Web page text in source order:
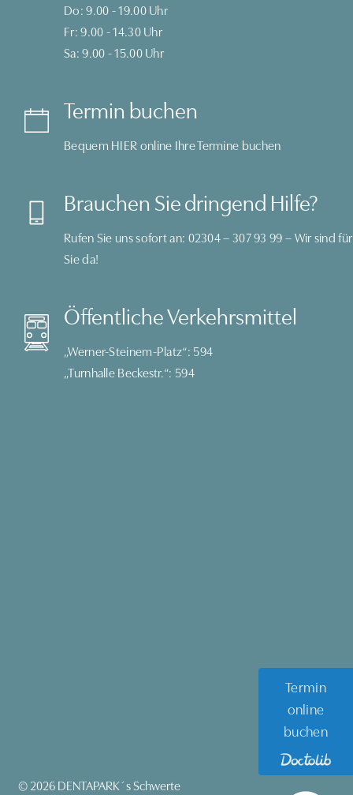
Do: 9.00 - 19.00 Uhr
Fr: 9.00 - 14.30 Uhr
Sa: 9.00 - 15.00 Uhr
Termin buchen
Bequem HIER online Ihre Termine buchen
Brauchen Sie dringend Hilfe?
Rufen Sie uns sofort an: 02304 – 307 93 99– Wir sind für
Sie da!
Öffentliche Verkehrsmittel
„Werner-Steinem-Platz“: 594
„Turnhalle Beckestr.“: 594
Termin
online
buchen
© 2026 DENTAPARK´s Schwerte